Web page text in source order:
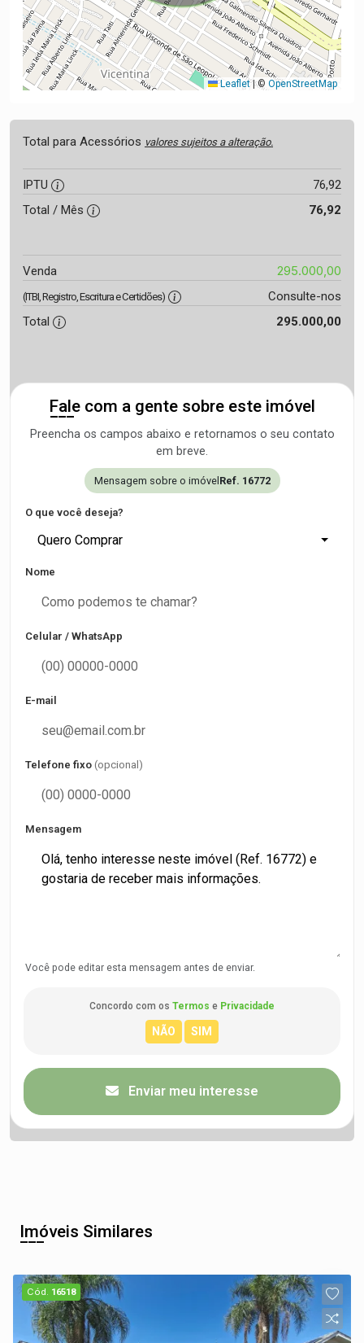
Leaflet |© OpenStreetMap
Total para Acessórios valores sujeitos a alteração.
IPTU
76,92
Total / Mês
76,92
Venda 295.000,00
(ITBI, Registro, Escritura e Certidões)
Consulte-nos
Total
295.000,00
Fale com a gente sobre este imóvel
Preencha os campos abaixo e retornamos o seu contato
em breve.
Mensagem sobre o imóvel Ref. 16772
O que você deseja?
Quero Comprar
Nome
Celular / WhatsApp
E-mail
Telefone fixo (opcional)
Mensagem
Você pode editar esta mensagem antes de enviar.
Concordo com os Termos e Privacidade
Enviar meu interesse
Imóveis Similares
Cód. 16518